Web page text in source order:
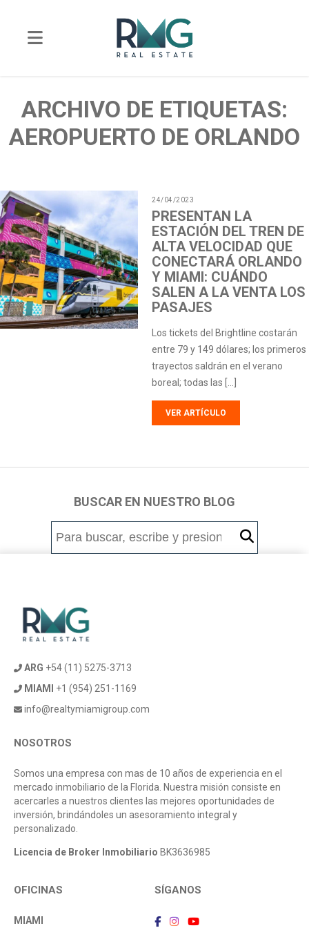
ARCHIVO DE ETIQUETAS:
AEROPUERTO DE ORLANDO
24/04/2023
PRESENTAN LA
ESTACIÓN DEL TREN DE
ALTA VELOCIDAD QUE
CONECTARÁ ORLANDO
Y MIAMI: CUÁNDO
SALEN A LA VENTA LOS
PASAJES
Los tickets del Brightline costarán
entre 79 y 149 dólares; los primeros
trayectos saldrán en el verano
boreal; todas las […]
VER ARTÍCULO
BUSCAR EN NUESTRO BLOG
ARG +54 (11) 5275-3713
MIAMI
+1 (954) 251-1169
info@realtymiamigroup.com
NOSOTROS
Somos una empresa con mas de 10 años de experiencia en el
mercado inmobiliario de la Florida. Nuestra misión consiste en
acercarles a nuestros clientes las mejores oportunidades de
inversión, brindándoles un asesoramiento integral y
personalizado.
Licencia de Broker Inmobiliario BK3636985
OFICINAS
MIAMI
SÍGANOS